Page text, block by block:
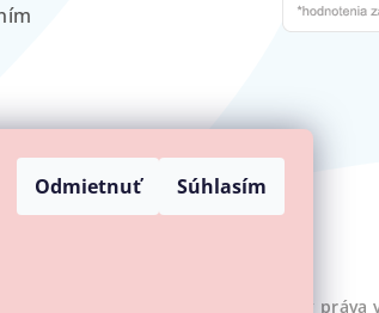
Odmietnuť Súhlasím
. Všetky práva